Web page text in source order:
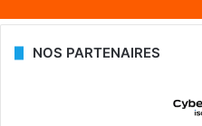
NOS PARTENAIRES